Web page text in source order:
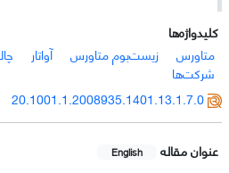
کلیدواژه‌ها
متاورس
زیست‌بوم متاورس آواتار
شرکت‌ها
20.1001.1.2008935.1401.13.1.7.0
عنوان مقاله English